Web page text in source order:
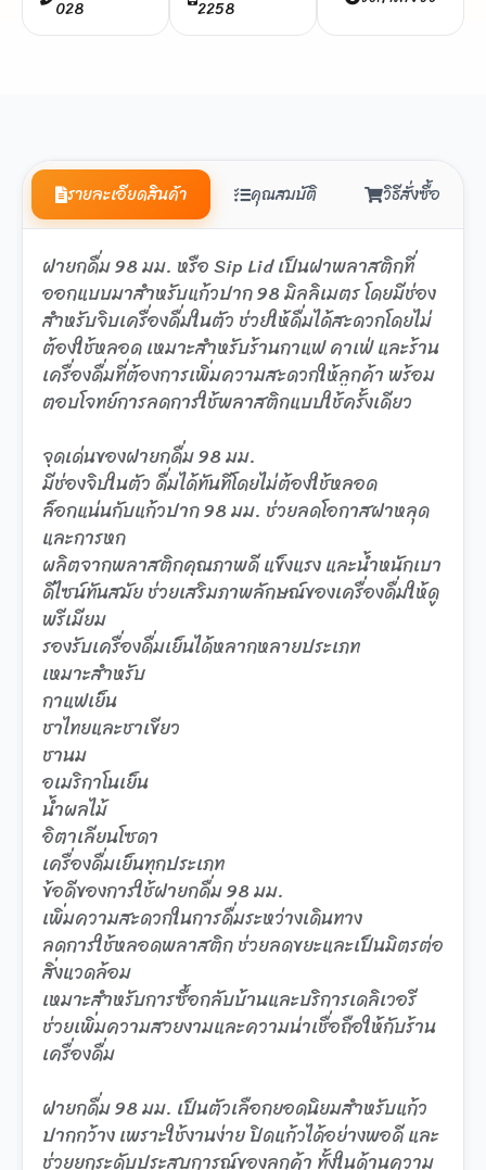
028
2258
รายละเอียดสินค้า คุณสมบัติ วิธีสั่งซื้อ
ฝายกดื่ม 98 มม. หรือ Sip Lid เป็นฝาพลาสติกที่
ออกแบบมาสำหรับแก้วปาก 98 มิลลิเมตร โดยมีช่อง
สำหรับจิบเครื่องดื่มในตัว ช่วยให้ดื่มได้สะดวกโดยไม่
ต้องใช้หลอด เหมาะสำหรับร้านกาแฟ คาเฟ่ และร้าน
เครื่องดื่มที่ต้องการเพิ่มความสะดวกให้ลูกค้า พร้อม
ตอบโจทย์การลดการใช้พลาสติกแบบใช้ครั้งเดียว
จุดเด่นของฝายกดื่ม 98 มม.
มีช่องจิบในตัว ดื่มได้ทันทีโดยไม่ต้องใช้หลอด
ล็อกแน่นกับแก้วปาก 98 มม. ช่วยลดโอกาสฝาหลุด
และการหก
ผลิตจากพลาสติกคุณภาพดี แข็งแรง และน้ำหนักเบา
ดีไซน์ทันสมัย ช่วยเสริมภาพลักษณ์ของเครื่องดื่มให้ดู
พรีเมียม
รองรับเครื่องดื่มเย็นได้หลากหลายประเภท
เหมาะสำหรับ
กาแฟเย็น
ชาไทยและชาเขียว
ชานม
อเมริกาโนเย็น
น้ำผลไม้
อิตาเลียนโซดา
เครื่องดื่มเย็นทุกประเภท
ข้อดีของการใช้ฝายกดื่ม 98 มม.
เพิ่มความสะดวกในการดื่มระหว่างเดินทาง
ลดการใช้หลอดพลาสติก ช่วยลดขยะและเป็นมิตรต่อ
สิ่งแวดล้อม
เหมาะสำหรับการซื้อกลับบ้านและบริการเดลิเวอรี
ช่วยเพิ่มความสวยงามและความน่าเชื่อถือให้กับร้าน
เครื่องดื่ม
ฝายกดื่ม 98 มม. เป็นตัวเลือกยอดนิยมสำหรับแก้ว
ปากกว้าง เพราะใช้งานง่าย ปิดแก้วได้อย่างพอดี และ
ช่วยยกระดับประสบการณ์ของลูกค้า ทั้งในด้านความ